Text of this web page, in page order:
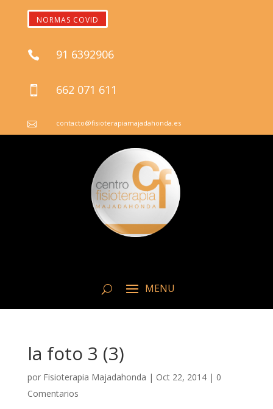
NORMAS COVID
 91 6392906
 662 071 611
 contacto@fisioterapiamajadahonda.es
la foto 3 (3)
por Fisioterapia Majadahonda | Oct 22, 2014| 0
Comentarios